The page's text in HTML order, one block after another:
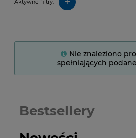
Nie znaleziono
spełniających
Bestsellery